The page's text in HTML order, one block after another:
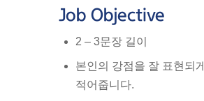
Job Objective
2 – 3문장 길이
본인의 강점을 잘 표현되게
적어줍니다.